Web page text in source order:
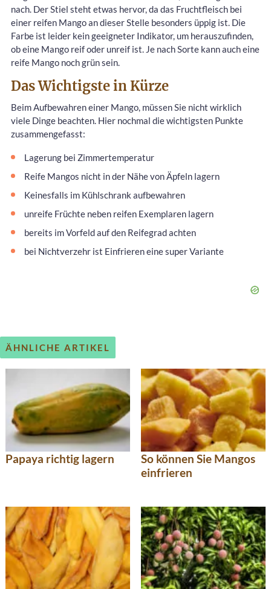
nach. Der Stiel steht etwas hervor, da das Fruchtfleisch bei
einer reifen Mango an dieser Stelle besonders üppig ist. Die
Farbe ist leider kein geeigneter Indikator, um herauszufinden,
ob eine Mango reif oder unreif ist. Je nach Sorte kann auch eine
reife Mango noch grün sein.
Das Wichtigste in Kürze
Beim Aufbewahren einer Mango, müssen Sie nicht wirklich
viele Dinge beachten. Hier nochmal die wichtigsten Punkte
zusammengefasst:
Lagerung bei Zimmertemperatur
Reife Mangos nicht in der Nähe von Äpfeln lagern
Keinesfalls im Kühlschrank aufbewahren
unreife Früchte neben reifen Exemplaren lagern
bereits im Vorfeld auf den Reifegrad achten
bei Nichtverzehr ist Einfrieren eine super Variante
ÄHNLICHE ARTIKEL
Papaya richtig lagern
So können Sie Mangos
einfrieren